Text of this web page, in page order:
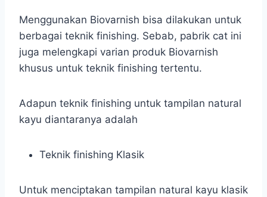
Menggunakan Biovarnish bisa dilakukan untuk
berbagai teknik finishing. Sebab, pabrik cat ini
juga melengkapi varian produk Biovarnish
khusus untuk teknik finishing tertentu.
Adapun teknik finishing untuk tampilan natural
kayu diantaranya adalah
Teknik finishing Klasik
Untuk menciptakan tampilan natural kayu klasik